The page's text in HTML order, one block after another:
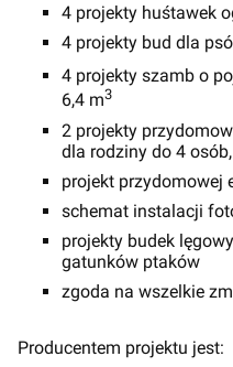
4 projekty huśtawek
4 projekty bud dla
4 projekty szamb o
6,4 m3
2 projekty
dla rodziny do 4
projekt przydomowej
schemat instalacji
projekty budek
gatunków ptaków
zgoda na wszelkie
Producentem projektu jest: